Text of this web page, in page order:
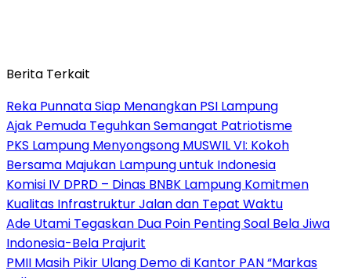
Berita Terkait
Reka Punnata Siap Menangkan PSI Lampung
Ajak Pemuda Teguhkan Semangat Patriotisme
PKS Lampung Menyongsong MUSWIL VI: Kokoh
Bersama Majukan Lampung untuk Indonesia
Komisi IV DPRD – Dinas BNBK Lampung Komitmen
Kualitas Infrastruktur Jalan dan Tepat Waktu
Ade Utami Tegaskan Dua Poin Penting Soal Bela Jiwa
Indonesia-Bela Prajurit
PMII Masih Pikir Ulang Demo di Kantor PAN “Markas